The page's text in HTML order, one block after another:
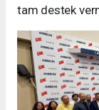
tam destek